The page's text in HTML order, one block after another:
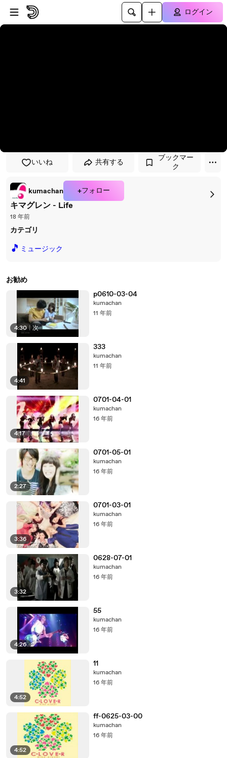
プレイヤーにスキップ
メインコンテンツにスキップ
ログイン
いいね 共有する
ブックマー
ク
kumachan +フォロー
キマグレン - Life
18 年前
カテゴリ
🎵 ミュージック
お勧め
4:30 | 次
p0610-03-04
kumachan
11 年前
4:41
333
kumachan
11 年前
4:17
0701-04-01
kumachan
16 年前
2:27
0701-05-01
kumachan
16 年前
3:36
0701-03-01
kumachan
16 年前
3:32
0628-07-01
kumachan
16 年前
4:26
55
kumachan
16 年前
4:52
11
kumachan
16 年前
4:52
ff-0625-03-00
kumachan
16 年前